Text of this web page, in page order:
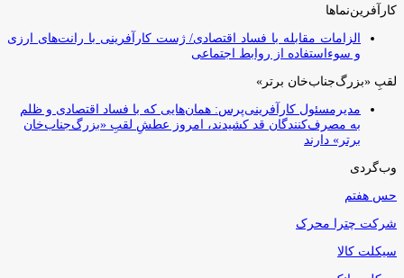
کارآفرین‌نماها
الزامات مقابله با فساد اقتصادی/ ژست کارآفرینی با رانت‌های ارزی
و سوءاستفاده از روابط اجتماعی
لقبِ «بزرگ‌جناب‌خان برتر»
مدیرمسئول کارآفرینی‌پرس: همان‌هایی که با فساد اقتصادی و ظلم
به مصرف‌کنندگان قد کشیدند، امروز عطشِ لقبِ «بزرگ‌جناب‌خان
برتر» دارند
وب‌گردی
حس هفتم
شرکت چترا محرک
سیکلت کالا